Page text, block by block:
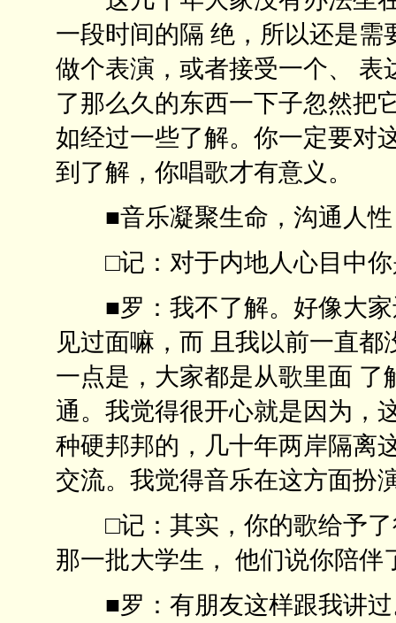
一段时间的隔 绝，所以还是
做个表演，或者接受一个、
了那么久的东西一下子忽然把
如经过一些了解。你一定要对
到了解，你唱歌才有意义
■音乐凝聚生命，沟通
□记：对于内地人心目中
■罗：我不了解。好像大家
见过面嘛，而 且我以前一直
一点是，大家都是从歌里面
通。我觉得很开心就是因为，
种硬邦邦的，几十年两岸隔离
交流。我觉得音乐在这方面
□记：其实，你的歌给予了
那一批大学生， 他们说你
■罗：有朋友这样跟我讲过